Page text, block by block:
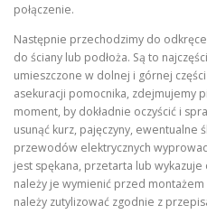
połączenie.
Następnie przechodzimy do
do ściany lub podłoża. Są to
umieszczone w dolnej i górnej
asekuracji pomocnika, zdejmujemy
moment, by dokładnie oczyścić i
usunąć kurz, pajęczyny, ewentualne
przewodów elektrycznych
jest spękana, przetarta lub
należy je wymienić przed
należy zutylizować zgodnie z